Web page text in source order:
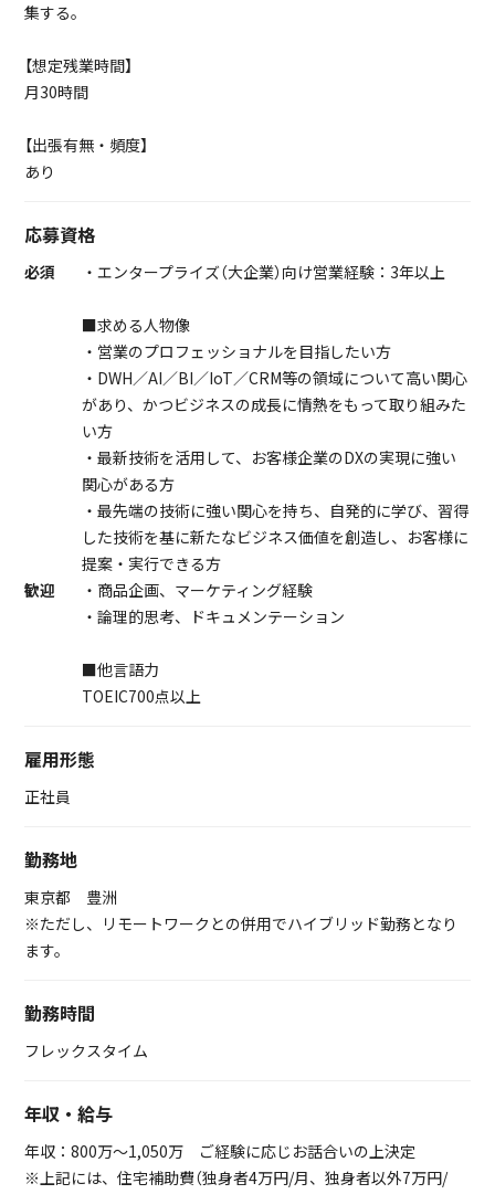
集する。
【想定残業時間】
月30時間
【出張有無・頻度】
あり
応募資格
必須 ・エンタープライズ（大企業）向け営業経験：3年以上
■求める人物像
・営業のプロフェッショナルを目指したい方
・DWH／AI／BI／IoT／CRM等の領域について高い関心
があり、かつビジネスの成長に情熱をもって取り組みた
い方
・最新技術を活用して、お客様企業のDXの実現に強い
関心がある方
・最先端の技術に強い関心を持ち、自発的に学び、習得
した技術を基に新たなビジネス価値を創造し、お客様に
提案・実行できる方
歓迎
・商品企画、マーケティング経験
・論理的思考、ドキュメンテーション
■他言語力
TOEIC700点以上
雇用形態
正社員
勤務地
東京都 豊洲
※ただし、リモートワークとの併用でハイブリッド勤務となり
ます。
勤務時間
フレックスタイム
年収・給与
年収：800万～1,050万 ご経験に応じお話合いの上決定
※上記には、住宅補助費（独身者4万円/月、独身者以外7万円/